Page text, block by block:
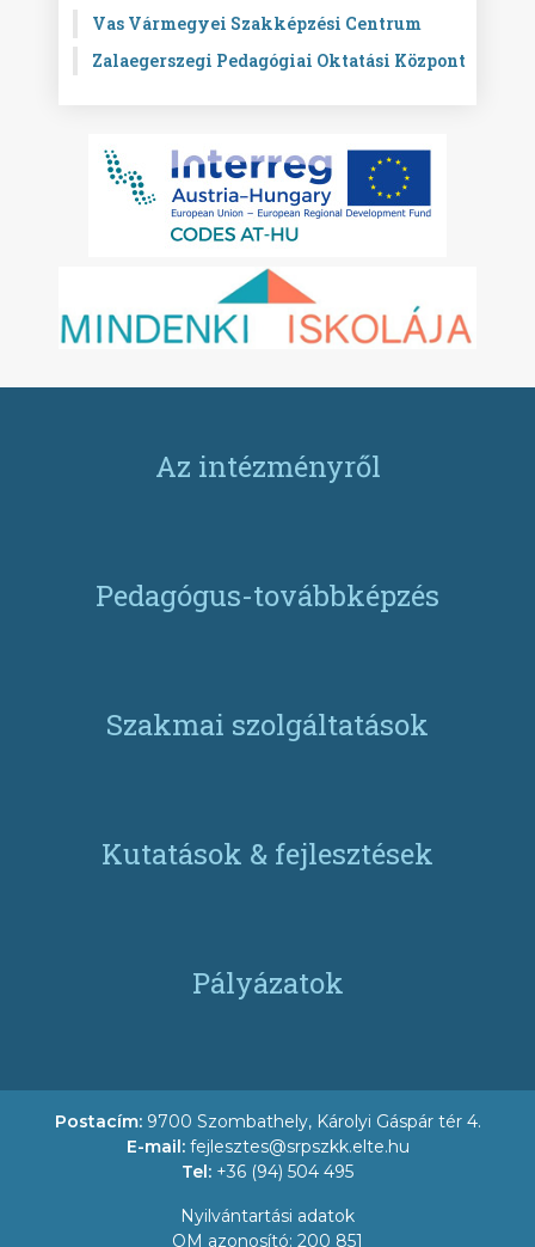
Vas Vármegyei Szakképzési Centrum
Zalaegerszegi Pedagógiai Oktatási Központ
Az intézményről
Pedagógus-továbbképzés
Szakmai szolgáltatások
Kutatások & fejlesztések
Pályázatok
Postacím: 9700 Szombathely, Károlyi Gáspár tér 4.
E-mail: fejlesztes@srpszkk.elte.hu
Tel: +36 (94) 504 495
Nyilvántartási adatok
OM azonosító: 200 851